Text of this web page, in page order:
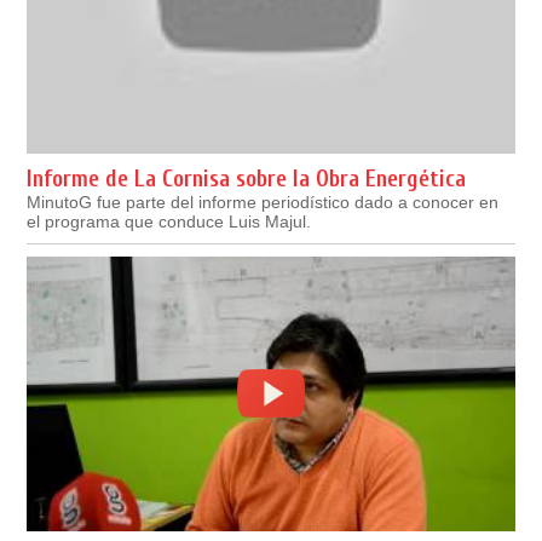
Informe de La Cornisa sobre la Obra Energética
MinutoG fue parte del informe periodístico dado a conocer en
el programa que conduce Luis Majul.